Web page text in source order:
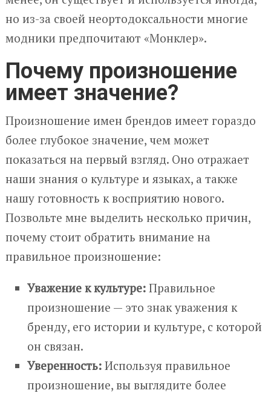
но из-за своей неортодоксальности многие
модники предпочитают «Монклер».
Почему произношение
имеет значение?
Произношение имен брендов имеет гораздо
более глубокое значение, чем может
показаться на первый взгляд. Оно отражает
наши знания о культуре и языках, а также
нашу готовность к восприятию нового.
Позвольте мне выделить несколько причин,
почему стоит обратить внимание на
правильное произношение:
Уважение к культуре: Правильное
произношение — это знак уважения к
бренду, его истории и культуре, с которой
он связан.
Уверенность: Используя правильное
произношение, вы выглядите более